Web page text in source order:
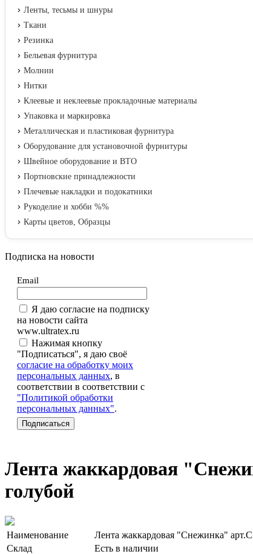
Ленты, тесьмы и шнуры
Ткани
Резинка
Бельевая фурнитура
Молнии
Нитки
Клеевые и неклеевые прокладочные материалы
Упаковка и маркировка
Металлическая и пластиковая фурнитура
Оборудование для установочной фурнитуры
Швейное оборудование и ВТО
Портновские принадлежности
Плечевые накладки и подокатники
Рукоделие и хобби %%
Карты цветов, Образцы
Подписка на новости
Email
Я даю согласие на подписку
на новости сайта
www.ultratex.ru
Нажимая кнопку
"Подписаться", я даю своё
согласие на обработку моих
персональных данных, в
соответствии в соответствии с
"Политикой обработки
персональных данных".
Лента жаккардовая
голубой
Наименование
Лента жаккардовая "Снежинка"
Склад
Есть в наличии